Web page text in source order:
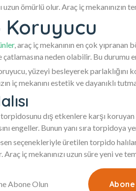
uzun ömürlü olur. Araç iç
Koruyucu
, araç iç mekanının en çok
çatlamasına neden olabilir. Bu
yüzeyi besleyerek parlaklığını
iç mekanını estetik ve dayanıklı
torpidosunu dış etkenlere karşı
engeller. Bunun yanı sıra
seçenekleriyle üretilen torpido
iç mekanınızı uzun süre yeni ve